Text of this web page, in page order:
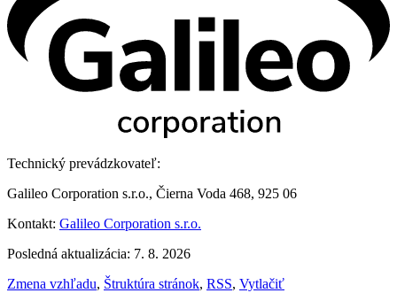
Technický prevádzkovateľ:
Galileo Corporation s.r.o., Čierna Voda 468, 925 06
Kontakt: Galileo Corporation s.r.o.
Posledná aktualizácia: 7. 8. 2026
Zmena vzhľadu, Štruktúra stránok, RSS, Vytlačiť